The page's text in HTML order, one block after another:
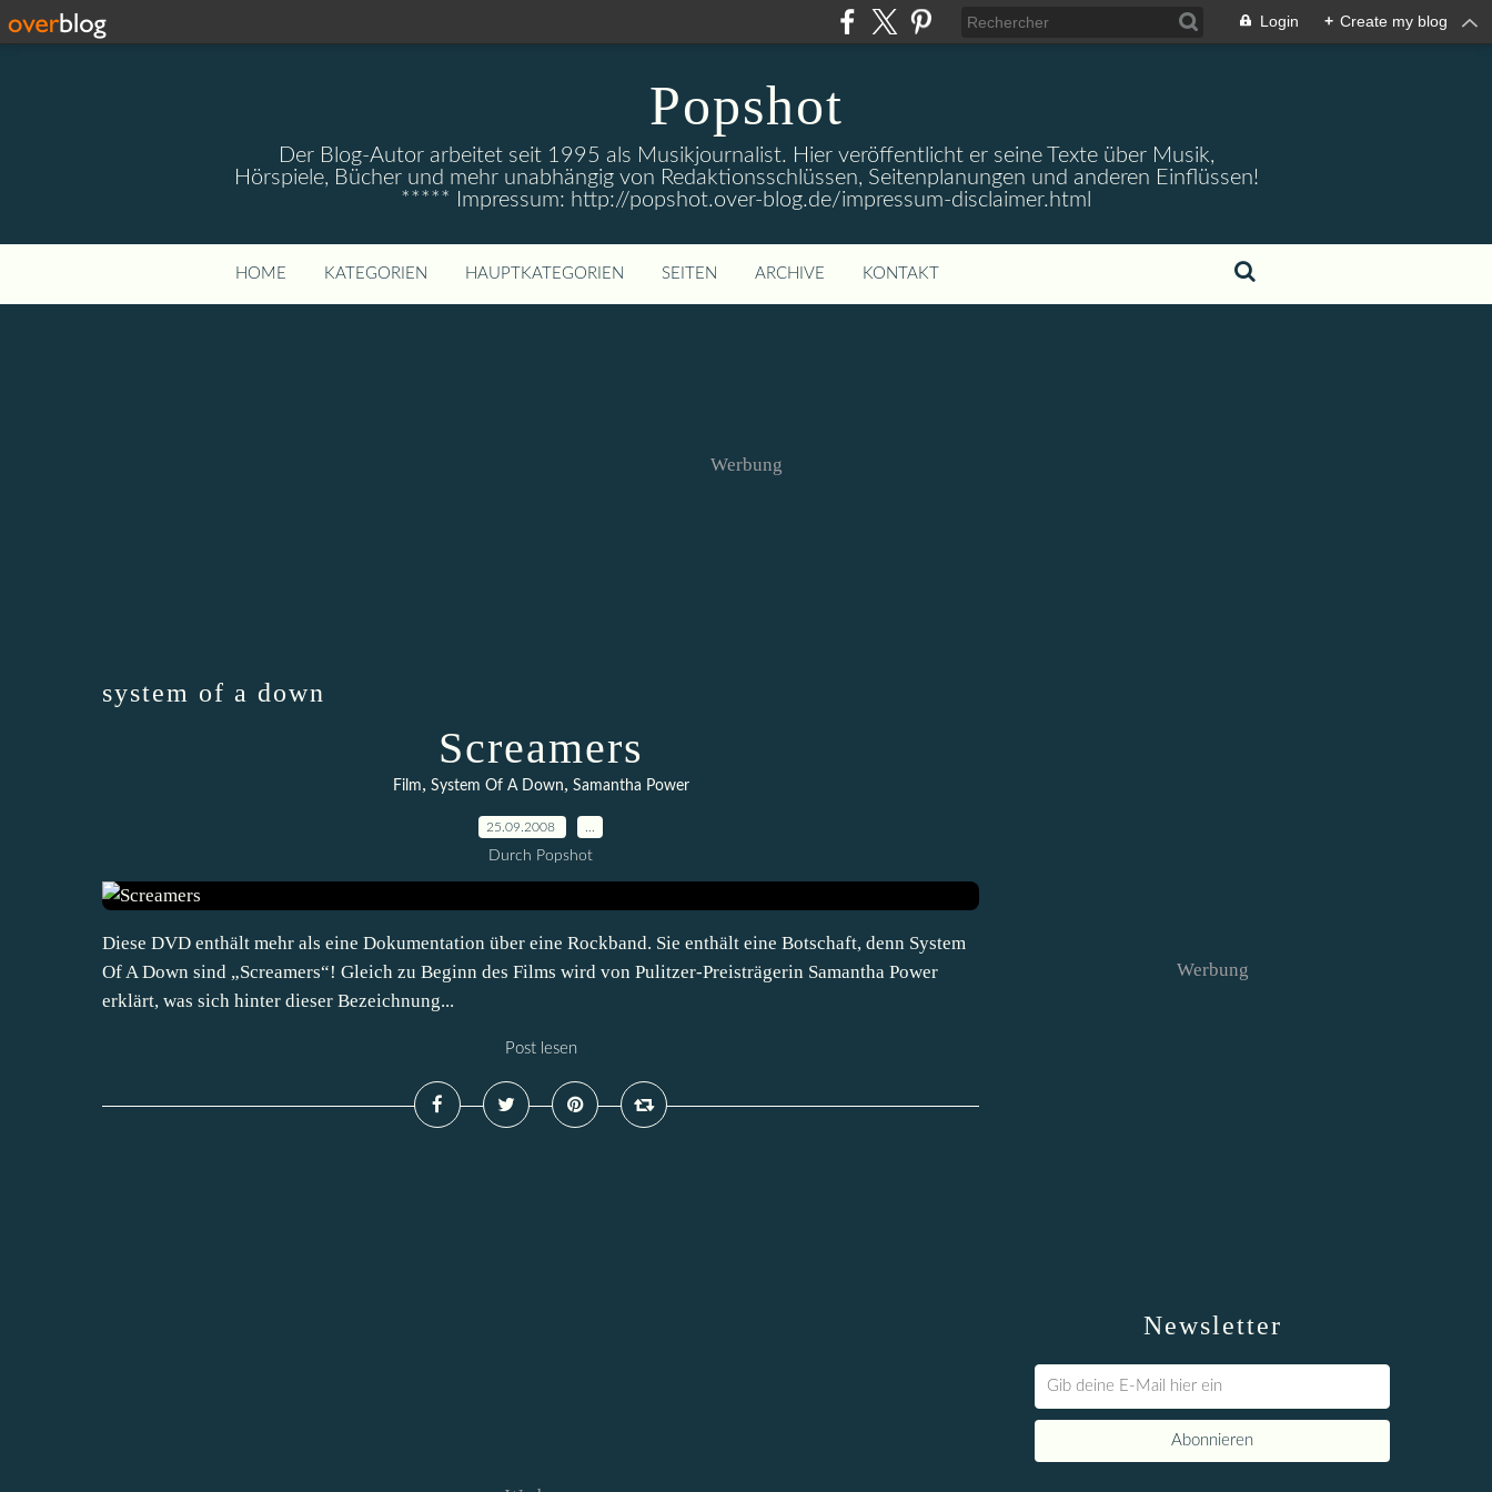
Login + Create my blog
Popshot
Der Blog-Autor arbeitet seit 1995 als Musikjournalist. Hier veröffentlicht er seine Texte über Musik,
Hörspiele, Bücher und mehr unabhängig von Redaktionsschlüssen, Seitenplanungen und anderen Einflüssen!
***** Impressum: http://popshot.over-blog.de/impressum-disclaimer.html
HOME KATEGORIEN HAUPTKATEGORIEN SEITEN ARCHIVE KONTAKT
Werbung
system of a down
Screamers
Film, System Of A Down, Samantha Power
25.09.2008
Durch Popshot
Diese DVD enthält mehr als eine Dokumentation über eine Rockband. Sie enthält eine Botschaft, denn System
Of A Down sind „Screamers“! Gleich zu Beginn des Films wird von Pulitzer-Preisträgerin Samantha Power
erklärt, was sich hinter dieser Bezeichnung...
Post lesen
Newsletter
Werbung